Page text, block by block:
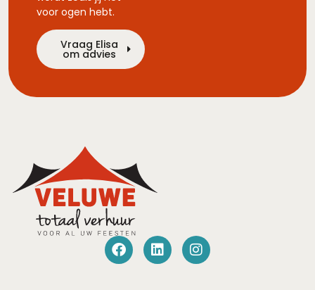
voor ogen hebt.
Vraag Elisa
om advies